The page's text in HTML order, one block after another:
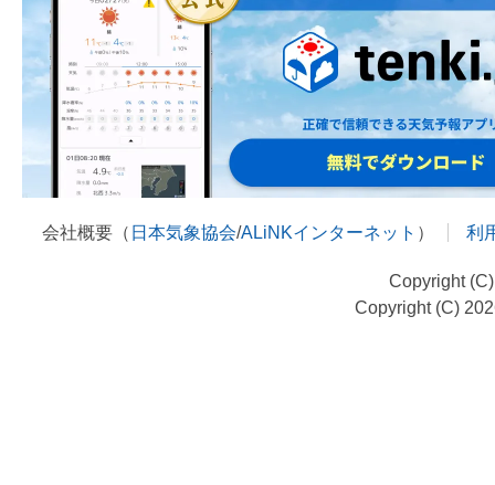
会社概要（ 日本気象協会/ALiNKインターネット ） 利
Copyright
Copyright (C)